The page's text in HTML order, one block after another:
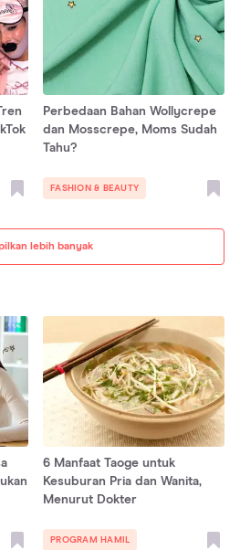
lebih banyak
Perbedaan Bahan Wollycrepe
dan Mosscrepe, Moms Sudah
Tahu?
FASHION & BEAUTY
6 Manfaat Taoge untuk
Kesuburan Pria dan Wanita,
Menurut Dokter
PROGRAM HAMIL